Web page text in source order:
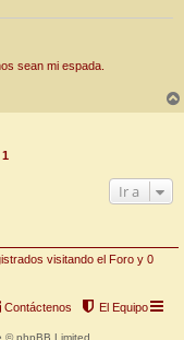
sean mi espada.
1
Ir a
visitando el Foro y 0
El Equipo
Contáctenos
© phpBB Limited